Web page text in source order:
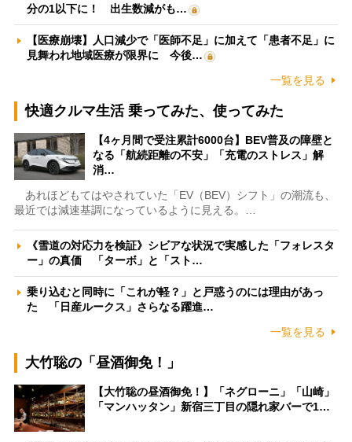
分の1以下に！ 出生数減がも…
【医療崩壊】人口減少で「医師不足」に加えて「患者不足」に
見舞われ地域医療が限界に 今後…
一覧を見る
快適クルマ生活 乗ってみた、使ってみた
【4ヶ月間で受注累計6000台】BEV普及の障壁と
なる「航続距離の不安」「充電のストレス」解
消…
あれほどもてはやされていた「EV（BEV）シフト」の潮流も、
最近では減速基調になっているように見える。…
《雪道の対応力を検証》シビアな状況で実感した「フォレスタ
ー」の真価 「ターボ」と「スト…
乗り込むと同時に「これが軽？」と戸惑うのには理由があっ
た 「日産ルークス」さらなる躍進…
一覧を見る
大竹聡の「昼酒御免！」
【大竹聡の昼酒御免！】「ネグローニ」「山崎」
「マンハッタン」新宿三丁目の隠れ家バーで1…